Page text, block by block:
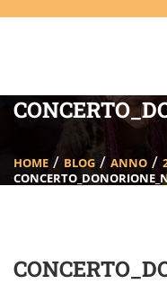
HOME BLOG ANNO